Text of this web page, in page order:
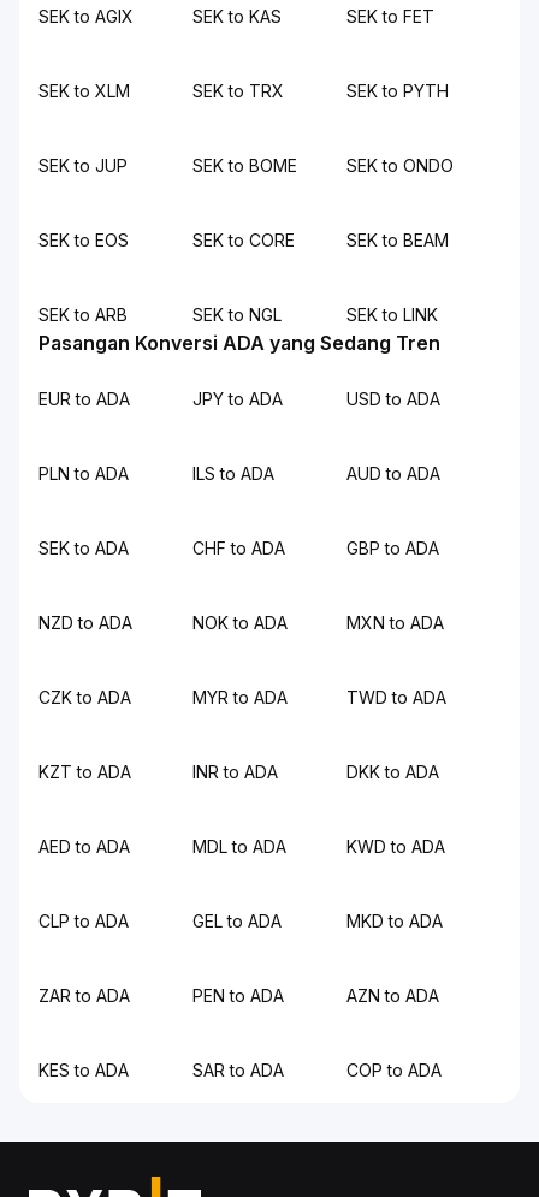
SEK to AGIX SEK to KAS SEK to FET
SEK to XLM SEK to TRX SEK to PYTH
SEK to JUP SEK to BOME SEK to ONDO
SEK to EOS SEK to CORE SEK to BEAM
SEK to ARB SEK to NGL SEK to LINK
Pasangan Konversi ADA yang Sedang Tren
EUR to ADA JPY to ADA USD to ADA
PLN to ADA ILS to ADA AUD to ADA
SEK to ADA CHF to ADA GBP to ADA
NZD to ADA NOK to ADA MXN to ADA
CZK to ADA MYR to ADA TWD to ADA
KZT to ADA INR to ADA DKK to ADA
AED to ADA MDL to ADA KWD to ADA
CLP to ADA GEL to ADA MKD to ADA
ZAR to ADA PEN to ADA AZN to ADA
KES to ADA SAR to ADA COP to ADA